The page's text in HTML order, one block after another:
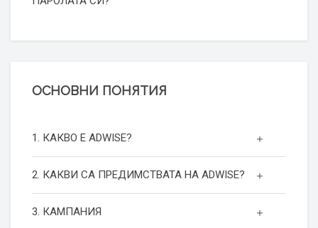
ОСНОВНИ ПОНЯТИЯ
1. КАКВО Е ADWISE?
2. КАКВИ СА ПРЕДИМСТВАТА НА ADWISE?
3. КАМПАНИЯ